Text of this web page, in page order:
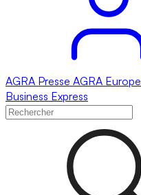
AGRA Presse AGRA Europe
Business Express